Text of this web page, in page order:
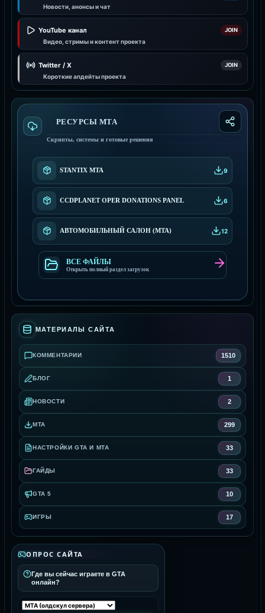
Новости, анонсы и чат
YouTube канал JOIN
Видео, стримы и контент проекта
Twitter / X JOIN
Короткие апдейты проекта
РЕСУРСЫ МТА
Скрипты, системы и готовые решения
STANTIX MTA 9
CCDPLANET OPER DONATIONS PANEL 6
АВТОМОБИЛЬНЫЙ САЛОН (MTA) 12
ВСЕ ФАЙЛЫ
Открыть полный раздел загрузок
МАТЕРИАЛЫ САЙТА
КОММЕНТАРИИ 1510
БЛОГ 1
НОВОСТИ 2
MTA 299
НАСТРОЙКИ GTA И MTA 33
ГАЙДЫ 33
GTA 5 10
ИГРЫ 17
ОПРОС САЙТА
Где вы сейчас играете в GTA
онлайн?